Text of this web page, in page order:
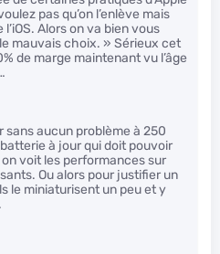
pas qu’on l’enlève mais
Alors on va bien vous
mauvais choix. » Sérieux cet
de marge maintenant vu l’âge
sans aucun problème à 250
à jour qui doit pouvoir
voit les performances sur
Ou alors pour justifier un
le miniaturisent un peu et y